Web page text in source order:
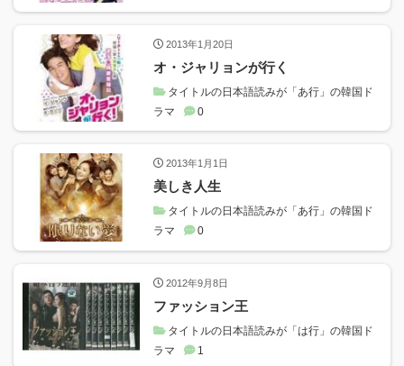
2013年1月20日
オ・ジャリョンが行く
タイトルの日本語読みが「あ行」の韓国ド
ラマ
0
2013年1月1日
美しき人生
タイトルの日本語読みが「あ行」の韓国ド
ラマ
0
2012年9月8日
ファッション王
タイトルの日本語読みが「は行」の韓国ド
ラマ
1